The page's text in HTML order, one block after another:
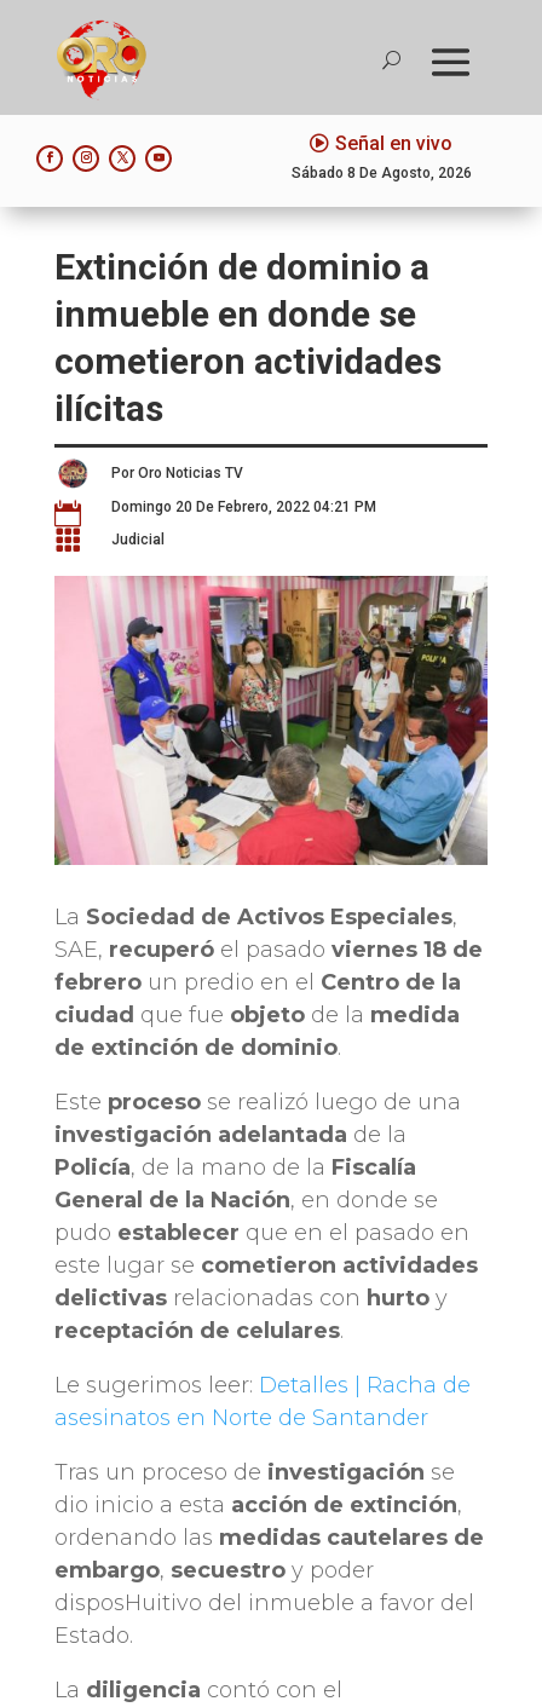
Señal en vivo
Sábado 8 De Agosto, 2026
Extinción de dominio a
inmueble en donde se
cometieron actividades
ilícitas
Por Oro Noticias TV
 Domingo 20 De Febrero, 2022 04:21 PM
 Judicial
La Sociedad de Activos Especiales,
SAE, recuperóel pasado viernes 18 de
febreroun predio en el Centro de la
ciudad que fue objetode la medida
de extinción de dominio.
Este procesose realizó luego de una
investigación adelantada de la
Policía, de la mano de la Fiscalía
General de la Nación, en donde se
pudo establecer que en el pasado en
este lugar se cometieron actividades
delictivasrelacionadas con hurtoy
receptación de celulares.
Le sugerimos leer: Detalles | Racha de
asesinatos en Norte de Santander
Tras un proceso de investigación se
dio inicio a esta acción de extinción,
ordenando las medidas cautelares de
embargo, secuestroy poder
disposHuitivo del inmueble a favor del
Estado.
La diligencia contó con el